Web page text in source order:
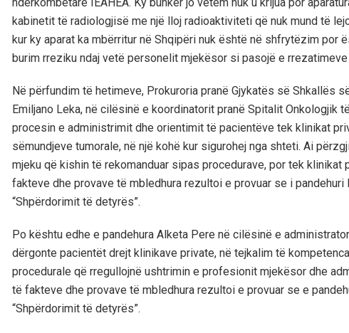
kabinetit të radiologjisë me një lloj radioaktiviteti që nuk mund të
kur ky aparat ka mbërritur në Shqipëri nuk është në shfrytëzim por
burim rreziku ndaj vetë personelit mjekësor si pasojë e
Në përfundim të hetimeve, Prokuroria pranë Gjykatës së Shkallës
Emiljano Leka, në cilësinë e koordinatorit pranë Spitalit Onkologjik
procesin e administrimit dhe orientimit të pacientëve tek klinikat
sëmundjeve tumorale, në një kohë kur sigurohej nga shteti. Ai
mjeku që kishin të rekomanduar sipas procedurave, por tek
fakteve dhe provave të mbledhura rezultoi e provuar se i pandehuri
“Shpërdorimit të detyrës”.
Po kështu edhe e pandehura Alketa Pere në cilësinë e
dërgonte pacientët drejt klinikave private, në tejkalim të
procedurale që rregullojnë ushtrimin e profesionit mjekësor dhe
të fakteve dhe provave të mbledhura rezultoi e provuar se e
“Shpërdorimit të detyrës”.